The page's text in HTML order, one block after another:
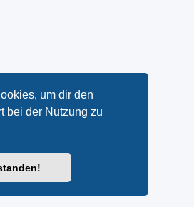
um dir den
bei der Nutzung zu